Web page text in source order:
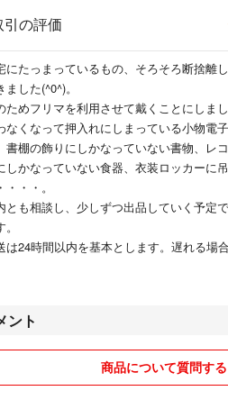
引の評価
にたっまっているもの、そろそろ断捨離
ました(^0^)。
ためフリマを利用させて戴くことにしまし
なくなって押入れにしまっている小物電
書棚の飾りにしかなっていない書物、レ
しかなっていない食器、衣装ロッカーに
・・・。
とも相談し、少しずつ出品していく予定
は24時間以内を基本とします。遅れる場
テンプレのコメントは削除・購入お断り
は、商品説明をよく読んでからお願いま
質問は削除します。
ント
商品について質問する